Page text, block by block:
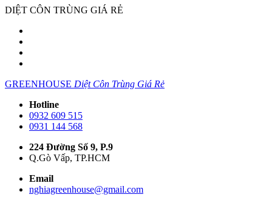
DIỆT CÔN TRÙNG GIÁ RẺ
GREENHOUSE Diệt Côn Trùng Giá Rẻ
Hotline
0932 609 515
0931 144 568
224 Đường Số 9, P.9
Q.Gò Vấp, TP.HCM
Email
nghiagreenhouse@gmail.com